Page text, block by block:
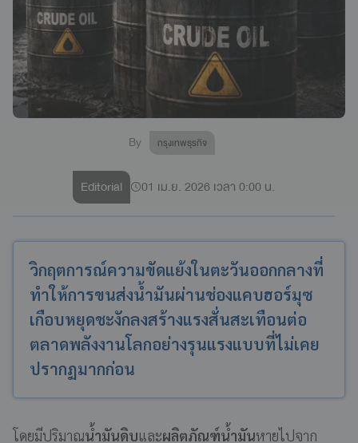
By กรุงเทพธุรกิจ
Editorial 01 เม.ย. 2026 เวลา 0:00 น.
วิกฤตการณ์ความขัดแย้งในตะวันออกกลางที่
ทำให้การขนส่งน้ำมันผ่านช่องแคบฮอร์มุซ
เกือบหยุดชะงักลงสร้างแรงสั่นสะเทือนต่อ
ตลาดพลังงานโลกอย่างรุนแรงแบบที่ไม่เคย
ปรากฏมากก่อน
โดยมีปริมาณน้ำมันดิบและผลิตภัณฑ์น้ำมันหายไปจาก